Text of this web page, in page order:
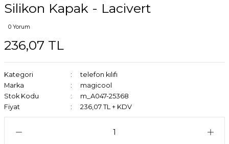
Silikon Kapak - Lacivert
0 Yorum
236,07 TL
Kategori
telefon kılıfı
Marka
magicool
Stok Kodu
m_A047-25368
Fiyat
236,07 TL + KDV